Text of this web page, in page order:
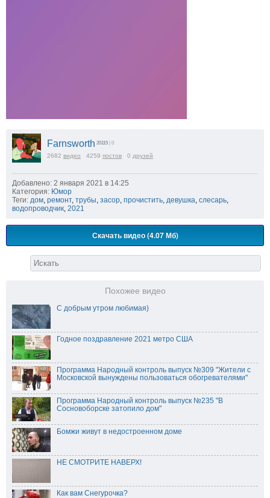
Farnsworth 20115 | 0
2682 видео 4259 постов 0 друзей
Добавлено: 2 января 2021 в 14:25
Категория: Юмор
Теги: дом, ремонт, трубы, засор, прочистить, девушка, слесарь,
водопроводчик, 2021
Скачать видео (4.07 Мб)
Похожее видео
С добрым утром любимая)
Годное поздравление 2021 метро США
Программа Народный контроль выпуск №309 "Жители с
Московской вынуждены пользоваться обогревателями"
Программа Народный контроль выпуск №235 "В
Сосновоборске затопило дом"
Бомжи живут в недостроенном доме
НЕ СМОТРИТЕ НАВЕРХ!
Как вам Снегурочка?